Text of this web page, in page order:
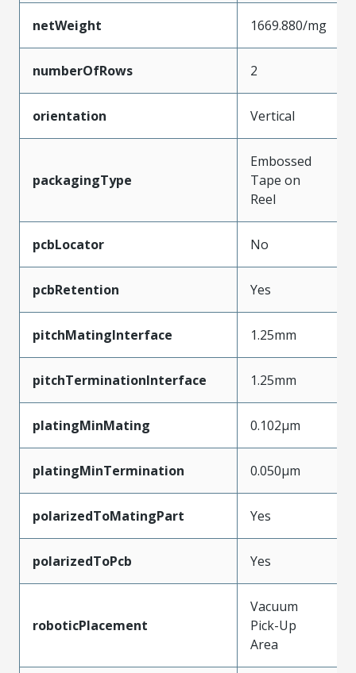
netWeight 1669.880/mg
numberOfRows 2
orientation Vertical
packagingType
Embossed
Tape on
Reel
pcbLocator No
pcbRetention Yes
pitchMatingInterface 1.25mm
pitchTerminationInterface 1.25mm
platingMinMating 0.102µm
platingMinTermination 0.050µm
polarizedToMatingPart Yes
polarizedToPcb Yes
roboticPlacement
Vacuum
Pick-Up
Area